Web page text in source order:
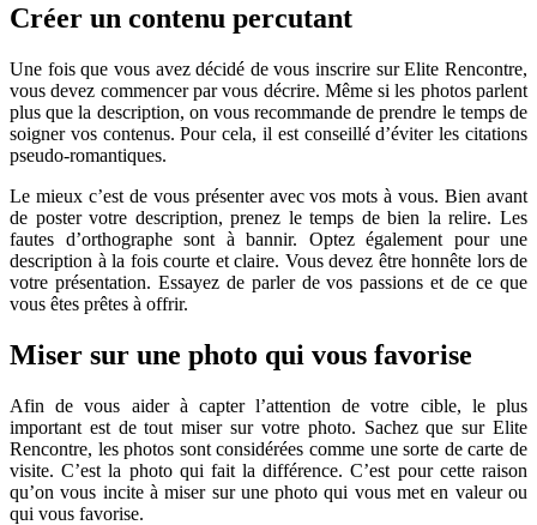
Créer un contenu percutant
Une fois que vous avez décidé de vous inscrire sur Elite Rencontre,
vous devez commencer par vous décrire. Même si les photos parlent
plus que la description, on vous recommande de prendre le temps de
soigner vos contenus. Pour cela, il est conseillé d’éviter les citations
pseudo-romantiques.
Le mieux c’est de vous présenter avec vos mots à vous. Bien avant
de poster votre description, prenez le temps de bien la relire. Les
fautes d’orthographe sont à bannir. Optez également pour une
description à la fois courte et claire. Vous devez être honnête lors de
votre présentation. Essayez de parler de vos passions et de ce que
vous êtes prêtes à offrir.
Miser sur une photo qui vous favorise
Afin de vous aider à capter l’attention de votre cible, le plus
important est de tout miser sur votre photo. Sachez que sur Elite
Rencontre, les photos sont considérées comme une sorte de carte de
visite. C’est la photo qui fait la différence. C’est pour cette raison
qu’on vous incite à miser sur une photo qui vous met en valeur ou
qui vous favorise.